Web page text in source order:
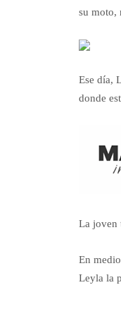
su moto,
Ese día,
donde
La joven
En
Leyla la